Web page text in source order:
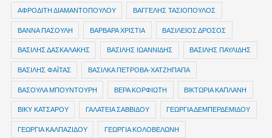
ΑΦΡΟΔΙΤΗ ΔΙΑΜΑΝΤΟΠΟΥΛΟΥ ΒΑΓΓΕΛΗΣ ΤΑΣΙΟΠΟΥΛΟΣ
ΒΑΝΝΑ ΠΑΣΟΥΛΗ ΒΑΡΒΑΡΑ ΧΡΙΣΤΙΑ ΒΑΣΙΛΕΙΟΣ ΔΡΟΣΟΣ
ΒΑΣΙΛΗΣ ΔΑΣΚΑΛΑΚΗΣ ΒΑΣΙΛΗΣ ΙΩΑΝΝΙΔΗΣ ΒΑΣΙΛΗΣ ΠΑΥΛΙΔΗΣ
ΒΑΣΙΛΗΣ ΦΑΪΤΑΣ ΒΑΣΙΛΚΑ ΠΕΤΡΟΒΑ-ΧΑΤΖΗΠΑΠΑ
ΒΑΣΟΥΛΑ ΜΠΟΥΝΤΟΥΡΗ ΒΕΡΑ ΚΟΡΦΙΩΤΗ ΒΙΚΤΩΡΙΑ ΚΑΠΛΑΝΗ
ΒΙΚΥ ΚΑΤΣΑΡΟΥ ΓΑΛΑΤΕΙΑ ΣΑΒΒΙΔΟΥ ΓΕΩΡΓΙΑ ΔΕΜΠΕΡΔΕΜΙΔΟΥ
ΓΕΩΡΓΙΑ ΚΑΛΠΑΖΙΔΟΥ ΓΕΩΡΓΙΑ ΚΟΛΟΒΕΛΩΝΗ